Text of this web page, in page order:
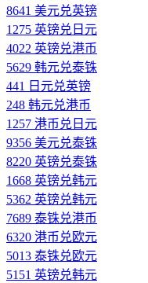
8641 美元兑英镑
1275 英镑兑日元
4022 英镑兑港币
5629 韩元兑泰铢
441 日元兑英镑
248 韩元兑港币
1257 港币兑日元
9356 美元兑泰铢
8220 英镑兑泰铢
1668 英镑兑韩元
5362 英镑兑韩元
7689 泰铢兑港币
6320 港币兑欧元
5013 泰铢兑欧元
5151 英镑兑韩元